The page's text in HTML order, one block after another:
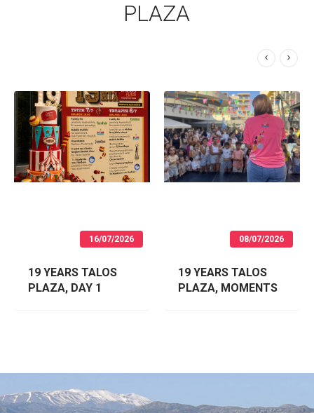
PLAZA
16/07/2026
19 YEARS TALOS
PLAZA, DAY 1
08/07/2026
19 YEARS TALOS
PLAZA, MOMENTS